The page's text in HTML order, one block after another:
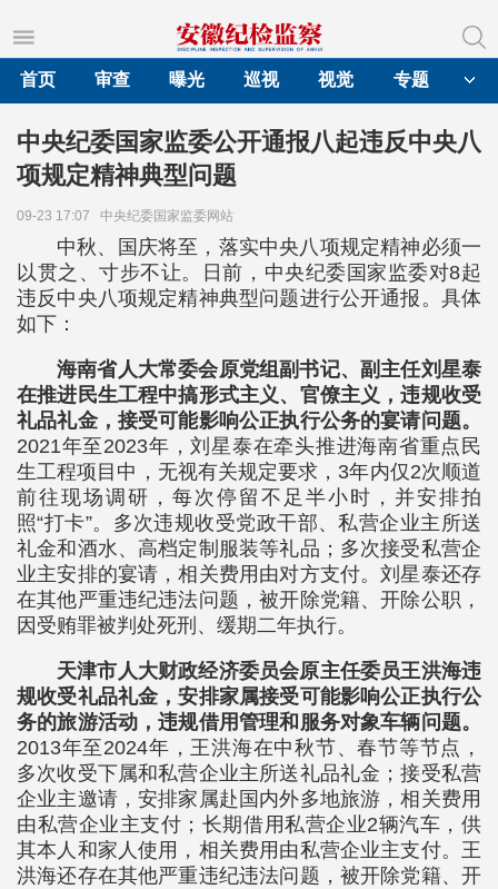
首页
审查 曝光 巡视 视觉 专题
中央纪委国家监委公开通报八起违反中央八
项规定精神典型问题
09-23 17:07 中央纪委国家监委网站
中秋、国庆将至，落实中央八项规定精神必须一
以贯之、寸步不让。日前，中央纪委国家监委对8起
违反中央八项规定精神典型问题进行公开通报。具体
如下：
海南省人大常委会原党组副书记、副主任刘星泰
在推进民生工程中搞形式主义、官僚主义，违规收受
礼品礼金，接受可能影响公正执行公务的宴请问题。
2021年至2023年，刘星泰在牵头推进海南省重点民
生工程项目中，无视有关规定要求，3年内仅2次顺道
前往现场调研，每次停留不足半小时，并安排拍
照“打卡”。多次违规收受党政干部、私营企业主所送
礼金和酒水、高档定制服装等礼品；多次接受私营企
业主安排的宴请，相关费用由对方支付。刘星泰还存
在其他严重违纪违法问题，被开除党籍、开除公职，
因受贿罪被判处死刑、缓期二年执行。
天津市人大财政经济委员会原主任委员王洪海违
规收受礼品礼金，安排家属接受可能影响公正执行公
务的旅游活动，违规借用管理和服务对象车辆问题。
2013年至2024年，王洪海在中秋节、春节等节点，
多次收受下属和私营企业主所送礼品礼金；接受私营
企业主邀请，安排家属赴国内外多地旅游，相关费用
由私营企业主支付；长期借用私营企业2辆汽车，供
其本人和家人使用，相关费用由私营企业主支付。王
洪海还存在其他严重违纪违法问题，被开除党籍、开